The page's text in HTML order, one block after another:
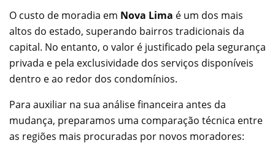
O custo de moradia em Nova Lima é um dos mais
altos do estado, superando bairros tradicionais da
capital. No entanto, o valor é justificado pela segurança
privada e pela exclusividade dos serviços disponíveis
dentro e ao redor dos condomínios.
Para auxiliar na sua análise financeira antes da
mudança, preparamos uma comparação técnica entre
as regiões mais procuradas por novos moradores: